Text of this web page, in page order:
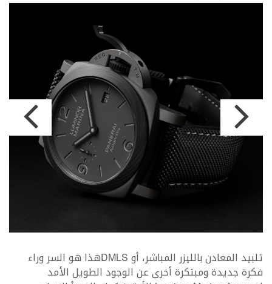
تلبيد المعادن بالليزر المباشر، أو DMLSهذا هو السر وراء
فكرة جديدة ومبتكرة أخرى عن الوجود الطويل الأمد